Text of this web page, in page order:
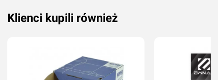
Klienci kupili również